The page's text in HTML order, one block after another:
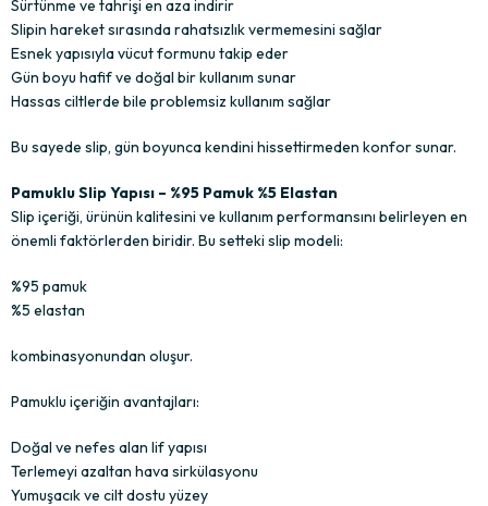
Sürtünme ve tahrişi en aza indirir
Slipin hareket sırasında rahatsızlık vermemesini sağlar
Esnek yapısıyla vücut formunu takip eder
Gün boyu hafif ve doğal bir kullanım sunar
Hassas ciltlerde bile problemsiz kullanım sağlar
Bu sayede slip, gün boyunca kendini hissettirmeden konfor sunar.
Pamuklu Slip Yapısı – %95 Pamuk %5 Elastan
Slip içeriği, ürünün kalitesini ve kullanım performansını belirleyen en
önemli faktörlerden biridir. Bu setteki slip modeli:
%95 pamuk
%5 elastan
kombinasyonundan oluşur.
Pamuklu içeriğin avantajları:
Doğal ve nefes alan lif yapısı
Terlemeyi azaltan hava sirkülasyonu
Yumuşacık ve cilt dostu yüzey